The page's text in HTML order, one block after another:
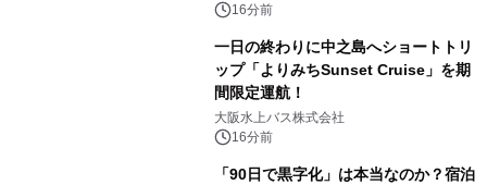
16分前
一日の終わりに中之島へショートトリ
ップ「よりみちSunset Cruise」を期
間限定運航！
大阪水上バス株式会社
16分前
「90日で黒字化」は本当なのか？宿泊